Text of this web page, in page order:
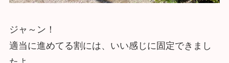
ジャ～ン！
適当に進めてる割には、いい感じに固定できまし